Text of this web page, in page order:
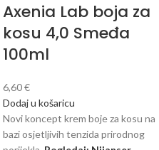
Axenia Lab boja za
kosu 4,0 Smeđa
100ml
6,60€
Dodaj u košaricu
Novi koncept krem ​​boje za kosu na
bazi osjetljivih tenzida prirodnog